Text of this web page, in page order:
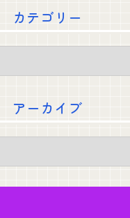
カテゴリー
アーカイブ